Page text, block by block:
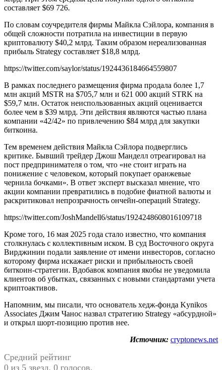
составляет $69 726.
По словам соучредителя фирмы Майкла Сэйлора, компания в
общей сложности потратила на инвестиции в первую
криптовалюту $40,2 млрд. Таким образом нереализованная
прибыль Strategy составляет $18,8 млрд.
https://twitter.com/saylor/status/1924436184664559807
В рамках последнего размещения фирма продала более 1,7
млн акций MSTR на $705,7 млн и 621 000 акций STRK на
$59,7 млн. Остаток неиспользованных акций оценивается
более чем в $39 млрд. Эти действия являются частью плана
компании «42/42» по привлечению $84 млрд для закупки
биткоина.
Тем временем действия Майкла Сэйлора подверглись
критике. Бывший трейдер Джош Манделл отреагировал на
пост предпринимателя о том, что «не стоит играть на
понижение с человеком, который покупает оранжевые
чернила бочками». В ответ эксперт высказал мнение, что
акции компании превратились в подобие фиатной валюты и
раскритиковал непрозрачность ончейн-операций Strategy.
https://twitter.com/JoshMandell6/status/1924248608016109718
Кроме того, 16 мая 2025 года стало известно, что компания
столкнулась с коллективным иском. В суд Восточного округа
Вирджинии подали заявление от имени инвесторов, согласно
которому фирма искажает риски и прибыльность своей
биткоин-стратегии. Вдобавок компания якобы не уведомила
клиентов об убытках, связанных с новыми стандартами учета
криптоактивов.
Напомним, мы писали, что основатель хедж-фонда Kynikos
Associates Джим Чанос назвал стратегию Strategy «абсурдной»
и открыл шорт-позицию против нее.
Источник: cryptonews.net
Средний рейтинг
0 из 5 звезд. 0 голосов.